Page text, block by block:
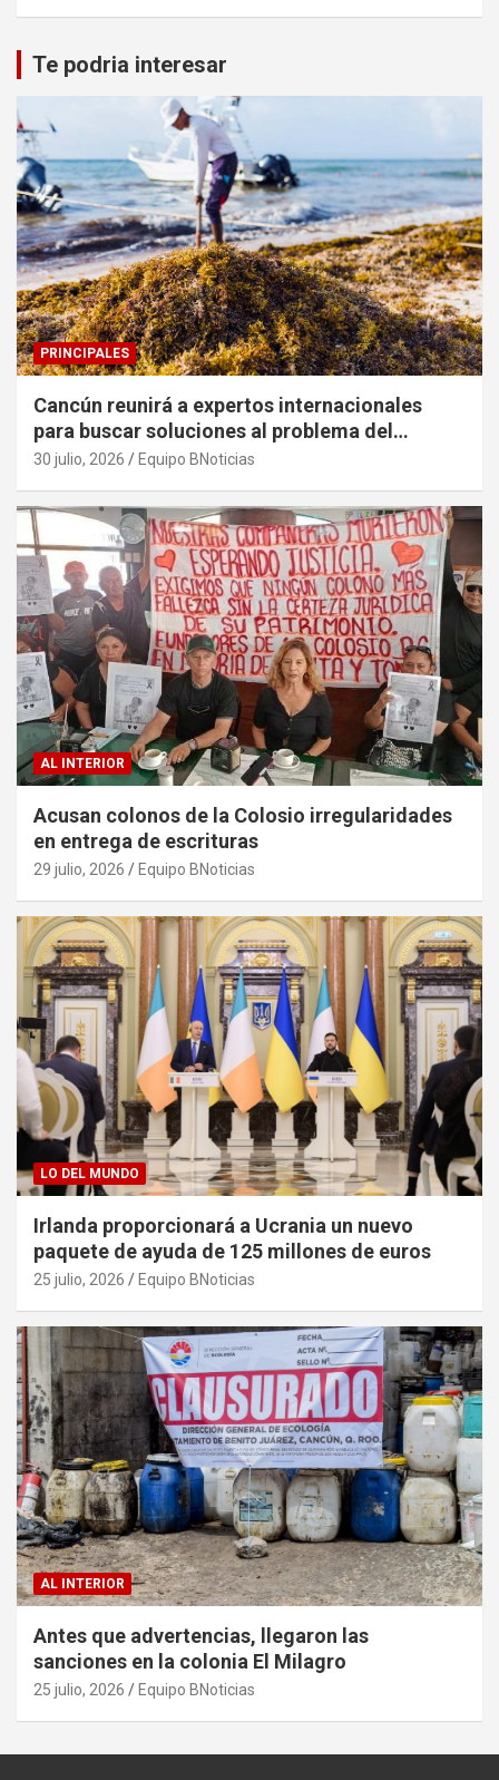
Te podria interesar
PRINCIPALES
Cancún reunirá a expertos internacionales
para buscar soluciones al problema del
sargazo
30 julio, 2026 Equipo BNoticias
AL INTERIOR
Acusan colonos de la Colosio irregularidades
en entrega de escrituras
29 julio, 2026 Equipo BNoticias
LO DEL MUNDO
Irlanda proporcionará a Ucrania un nuevo
paquete de ayuda de 125 millones de euros
25 julio, 2026 Equipo BNoticias
AL INTERIOR
Antes que advertencias, llegaron las
sanciones en la colonia El Milagro
25 julio, 2026 Equipo BNoticias